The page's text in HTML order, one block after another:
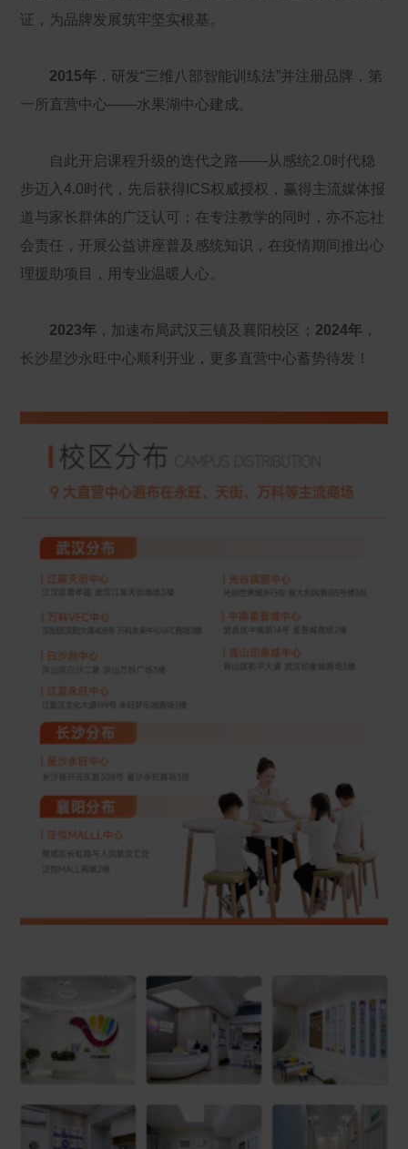
证，为品牌发展筑牢坚实根基。
2015年 ，研发“三维八部智能训练法”并注册品牌，第
一所直营中心——水果湖中心建成。
自此开启课程升级的迭代之路——从感统2.0时代稳
步迈入4.0时代，先后获得ICS权威授权，赢得主流媒体报
道与家长群体的广泛认可；在专注教学的同时，亦不忘社
会责任，开展公益讲座普及感统知识，在疫情期间推出心
理援助项目，用专业温暖人心。
2023年 ，加速布局武汉三镇及襄阳校区； 2024年 ，
长沙星沙永旺中心顺利开业，更多直营中心蓄势待发！